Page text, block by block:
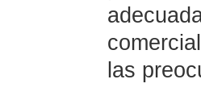
las